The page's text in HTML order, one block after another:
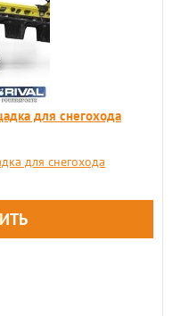
для снегохода
для снегохода